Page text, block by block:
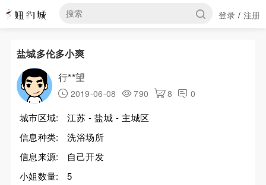
登录 / 注册
盐城多伦多小爽
行**望
2019-06-08 790 8 0
城市区域:
江苏 - 盐城 - 主城区
信息种类:
洗浴场所
信息来源:
自己开发
小姐数量:
5